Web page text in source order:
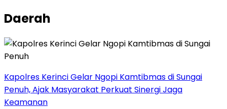
Daerah
Kapolres Kerinci Gelar Ngopi Kamtibmas di Sungai
Penuh, Ajak Masyarakat Perkuat Sinergi Jaga
Keamanan